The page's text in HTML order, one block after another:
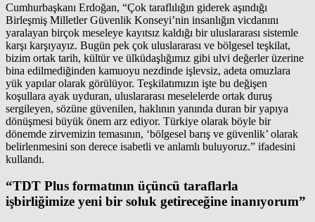
Cumhurbaşkanı Erdoğan, “Çok taraflılığın giderek aşındığı
Birleşmiş Milletler Güvenlik Konseyi’nin insanlığın vicdanını
yaralayan birçok meseleye kayıtsız kaldığı bir uluslararası sistemle
karşı karşıyayız. Bugün pek çok uluslararası ve bölgesel teşkilat,
bizim ortak tarih, kültür ve ülküdaşlığımız gibi ulvi değerler üzerine
bina edilmediğinden kamuoyu nezdinde işlevsiz, adeta omuzlara
yük yapılar olarak görülüyor. Teşkilatımızın işte bu değişen
koşullara ayak uyduran, uluslararası meselelerde ortak duruş
sergileyen, sözüne güvenilen, haklının yanında duran bir yapıya
dönüşmesi büyük önem arz ediyor. Türkiye olarak böyle bir
dönemde zirvemizin temasının, ‘bölgesel barış ve güvenlik’ olarak
belirlenmesini son derece isabetli ve anlamlı buluyoruz.” ifadesini
kullandı.
“TDT Plus formatının üçüncü taraflarla
işbirliğimize yeni bir soluk getireceğine inanıyorum”